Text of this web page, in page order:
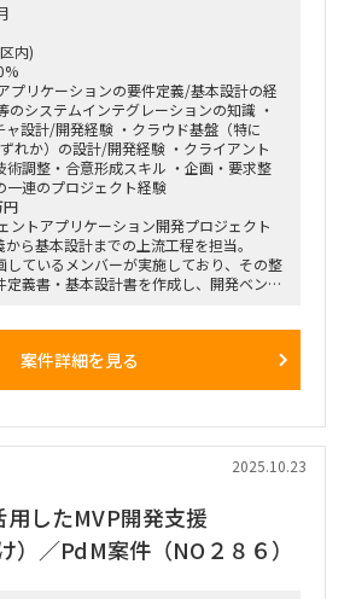
内)
プリケーションの要件定義/基本設計の経
のシステムインテグレーションの知識 ・
ャ設計/開発経験 ・クラウド基盤（特に
れか）の設計/開発経験 ・クライアント
術調整・合意形成スキル ・企画・要求整
一連のプロジェクト経験
円
ントアプリケーション開発プロジェクト
ら基本設計までの上流工程を担当。
しているメンバーが実施しており、その整
定義書・基本設計書を作成し、開発ベンダ
く、API/バッチ設計のインテグレーション
の実施事項をリードする役割を担う。
案件詳細を見る
2025.10.23
したMVP開発支援
）／PdM案件（NO２８６）